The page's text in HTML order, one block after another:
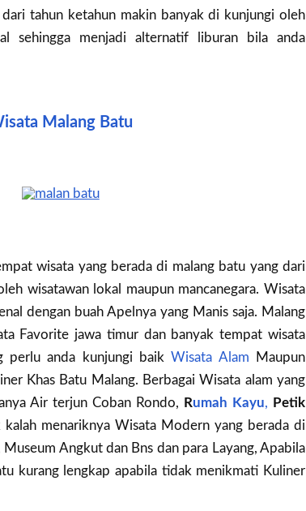
tahun ketahun makin banyak di kunjungi oleh
sehingga menjadi alternatif liburan bila anda
Malang Batu
wisata yang berada di malang batu yang dari
wisatawan lokal maupun mancanegara. Wisata
dengan buah Apelnya yang Manis saja. Malang
Favorite jawa timur dan banyak tempat wisata
perlu anda kunjungi baikWisata Alam Maupun
Khas Batu Malang. Berbagai Wisata alam yang
Air terjun Coban Rondo, Rumah Kayu, Petik
kalah menariknya Wisata Modern yang berada di
Museum Angkut dan Bns dan para Layang, Apabila
kurang lengkap apabila tidak menikmati Kuliner